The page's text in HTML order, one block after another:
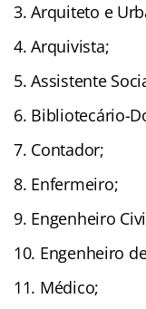
Arquiteto e
Arquivista;
Assistente
Bibliotecário-
Contador;
Enfermeiro;
Engenheiro
Engenheiro
Médico;